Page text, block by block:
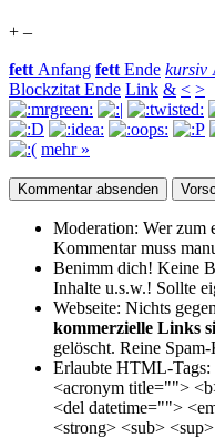
+ –
fett Anfang fett Ende kursiv
Blockzitat Ende Link & < >
mehr »
Moderation: Wer zum
Kommentar muss
Benimm dich! Keine
Inhalte u.s.w.! Sollte
Webseite: Nichts
kommerzielle Links
gelöscht. Reine
Erlaubte HTML-Tags:
<acronym title="">
<del datetime="">
<strong> <sub>